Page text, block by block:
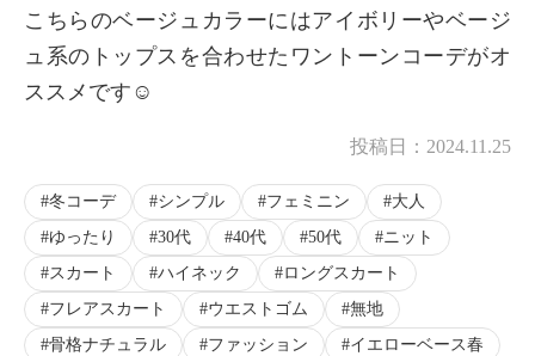
こちらのベージュカラーにはアイボリーやベージ
ュ系のトップスを合わせたワントーンコーデがオ
ススメです☺️
投稿日： 2024.11.25
冬コーデ シンプル フェミニン
大人
ゆったり
30代 40代 50代
ニット
スカート
ハイネック
ロングスカート
フレアスカート
ウエストゴム
無地
骨格ナチュラル
ファッション
イエローベース春